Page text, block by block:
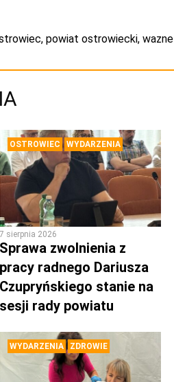
, powiat ostrowiecki, wazne
OSTROWIEC WYDARZENIA
7 sierpnia 2026
Sprawa zwolnienia z
pracy radnego Dariusza
Czupryńskiego stanie na
sesji rady powiatu
WYDARZENIA ZDROWIE